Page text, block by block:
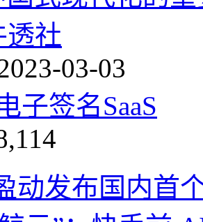
透社
03-03
子签名SaaS